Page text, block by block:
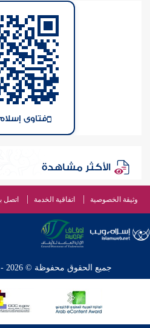
فتاوى
الأكثر مشاهدة
وثيقة الخصوصية اتفاقية الخدمة اتصل
جميع الحقوق محفوظة © 2026 - 1998 لشبكة إسلام ويب